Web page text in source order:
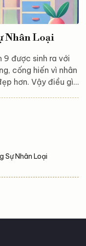
Nhân Loại
9 được sinh ra với
cống hiến vì nhân
hơn. Vậy điều gì
mệnh 9 để hiểu
sẵn! Ý nghĩa của
Sự Nhân Loại